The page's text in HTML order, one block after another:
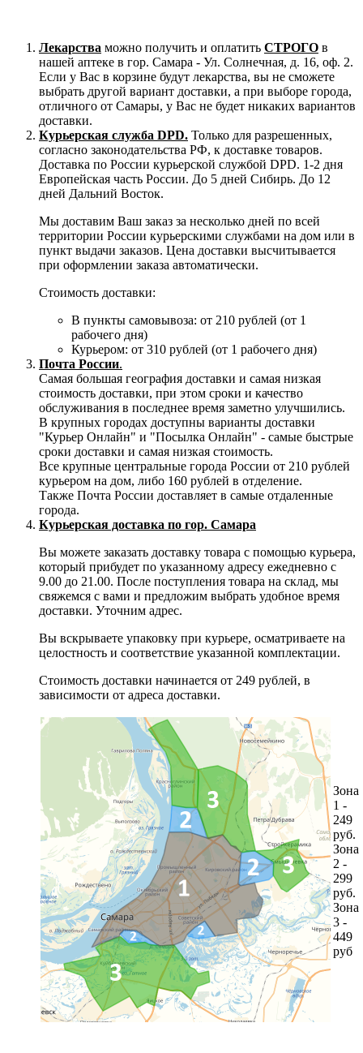
Лекарства можно получить и оплатить СТРОГО в
нашей аптеке в гор. Самара - Ул. Солнечная, д. 16, оф. 2.
Если у Вас в корзине будут лекарства, вы не сможете
выбрать другой вариант доставки, а при выборе города,
отличного от Самары, у Вас не будет никаких вариантов
доставки.
Курьерская служба DPD. Только для разрешенных,
согласно законодательства РФ, к доставке товаров.
Доставка по России курьерской службой DPD. 1-2 дня
Европейская часть России. До 5 дней Сибирь. До 12
дней Дальний Восток.
Мы доставим Ваш заказ за несколько дней по всей
территории России курьерскими службами на дом или в
пункт выдачи заказов. Цена доставки высчитывается
при оформлении заказа автоматически.
Стоимость доставки:
В пункты самовывоза: от 210 рублей (от 1
рабочего дня)
Курьером: от 310 рублей (от 1 рабочего дня)
Почта России.
Самая большая география доставки и самая низкая
стоимость доставки, при этом сроки и качество
обслуживания в последнее время заметно улучшились.
В крупных городах доступны варианты доставки
"Курьер Онлайн" и "Посылка Онлайн" - самые быстрые
сроки доставки и самая низкая стоимость.
Все крупные центральные города России от 210 рублей
курьером на дом, либо 160 рублей в отделение.
Также Почта России доставляет в самые отдаленные
города.
Курьерская доставка по гор. Самара
Вы можете заказать доставку товара с помощью курьера,
который прибудет по указанному адресу ежедневно с
9.00 до 21.00. После поступления товара на склад, мы
свяжемся с вами и предложим выбрать удобное время
доставки. Уточним адрес.
Вы вскрываете упаковку при курьере, осматриваете на
целостность и соответствие указанной комплектации.
Стоимость доставки начинается от 249 рублей, в
зависимости от адреса доставки.
Зона
1 -
249
руб.
Зона
2 -
299
руб.
Зона
3 -
449
руб